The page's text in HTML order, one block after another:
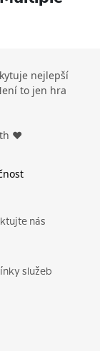
nejlepší
to jen hra
❤️
nás
služeb